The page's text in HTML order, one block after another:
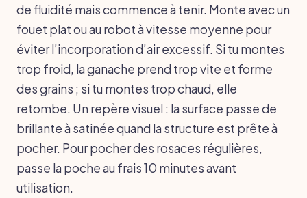
de fluidité mais commence à tenir. Monte avec un
fouet plat ou au robot à vitesse moyenne pour
éviter l’incorporation d’air excessif. Si tu montes
trop froid, la ganache prend trop vite et forme
des grains ; si tu montes trop chaud, elle
retombe. Un repère visuel : la surface passe de
brillante à satinée quand la structure est prête à
pocher. Pour pocher des rosaces régulières,
passe la poche au frais 10 minutes avant
utilisation.